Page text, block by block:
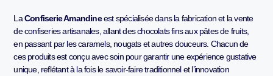
LaConfiserie Amandineest spécialisée dans la fabrication et la vente
de confiseries artisanales, allant des chocolats fins aux pâtes de fruits,
en passant par les caramels, nougats et autres douceurs. Chacun de
ces produits est conçu avec soin pour garantir une expérience gustative
unique, reflétant à la fois le savoir-faire traditionnel et l’innovation